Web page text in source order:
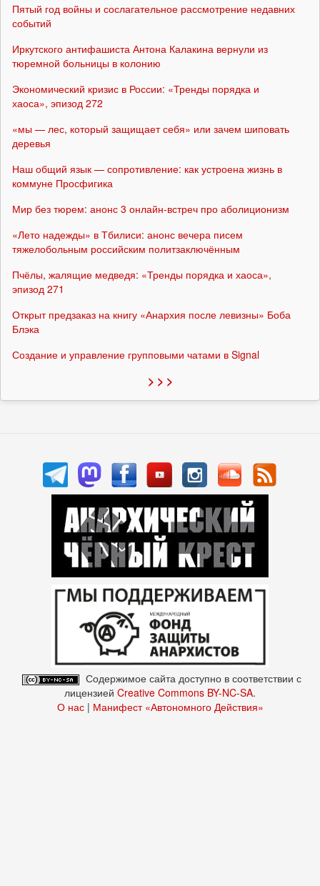
Пятый год войны и сослагательное рассмотрение недавних
событий
Иркутского антифашиста Антона Калакина вернули из
тюремной больницы в колонию
Экономический кризис в России: «Тренды порядка и
хаоса», эпизод 272
«мы — лес, который защищает себя» или зачем шиповать
деревья
Наш общий язык — сопротивление: как устроена жизнь в
коммуне Просфигика
Мир без тюрем: анонс 3 онлайн-встреч про аболиционизм
«Лето надежды» в Тбилиси: анонс вечера писем
тяжелобольным российским политзаключённым
Пчёлы, жалящие медведя: «Тренды порядка и хаоса»,
эпизод 271
Открыт предзаказ на книгу «Анархия после левизны» Боба
Блэка
Создание и управление групповыми чатами в Signal
> > >
Содержимое сайта доступно в соответствии с
лицензией Creative Commons BY-NC-SA.
О нас| Манифест «Автономного Действия»